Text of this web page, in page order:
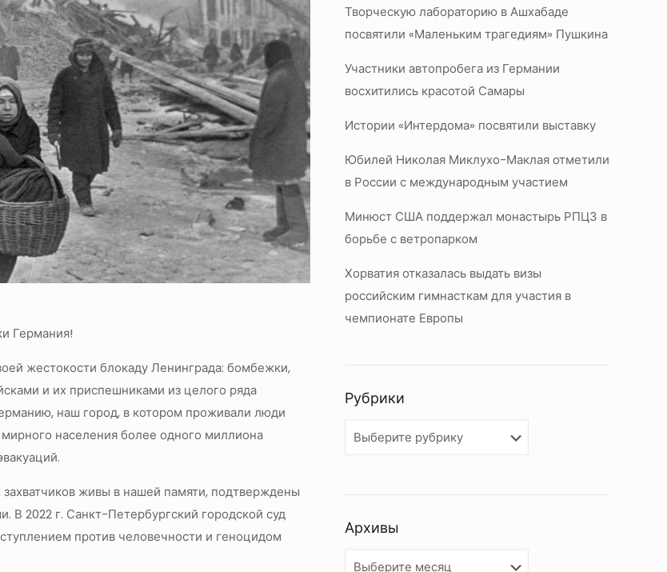
Германия!
жестокости блокаду Ленинграда: бомбежки,
и их приспешниками из целого ряда
наш город, в котором проживали люди
мирного населения более одного миллиона
живы в нашей памяти, подтверждены
2022 г. Санкт-Петербургский городской суд
против человечности и геноцидом
Творческую лабораторию в Ашхабаде
посвятили «Маленьким трагедиям» Пушкина
Участники автопробега из Германии
восхитились красотой Самары
Истории «Интердома» посвятили выставку
Юбилей Николая Миклухо-Маклая отметили
в России с международным участием
Минюст США поддержал монастырь РПЦЗ в
борьбе с ветропарком
Хорватия отказалась выдать визы
российским гимнасткам для участия в
чемпионате Европы
Рубрики
Рубрики
Архивы
Архивы